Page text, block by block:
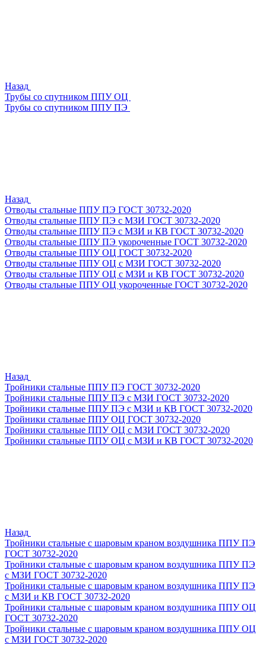
Назад
Трубы со спутником ППУ ОЦ
Трубы со спутником ППУ ПЭ
Назад
Отводы стальные ППУ ПЭ ГОСТ 30732-2020
Отводы стальные ППУ ПЭ с МЗИ ГОСТ 30732-2020
Отводы стальные ППУ ПЭ с МЗИ и КВ ГОСТ 30732-2020
Отводы стальные ППУ ПЭ укороченные ГОСТ 30732-2020
Отводы стальные ППУ ОЦ ГОСТ 30732-2020
Отводы стальные ППУ ОЦ с МЗИ ГОСТ 30732-2020
Отводы стальные ППУ ОЦ с МЗИ и КВ ГОСТ 30732-2020
Отводы стальные ППУ ОЦ укороченные ГОСТ 30732-2020
Назад
Тройники стальные ППУ ПЭ ГОСТ 30732-2020
Тройники стальные ППУ ПЭ с МЗИ ГОСТ 30732-2020
Тройники стальные ППУ ПЭ с МЗИ и КВ ГОСТ 30732-2020
Тройники стальные ППУ ОЦ ГОСТ 30732-2020
Тройники стальные ППУ ОЦ с МЗИ ГОСТ 30732-2020
Тройники стальные ППУ ОЦ с МЗИ и КВ ГОСТ 30732-2020
Назад
Тройники стальные с шаровым краном воздушника ППУ ПЭ
ГОСТ 30732-2020
Тройники стальные с шаровым краном воздушника ППУ ПЭ
с МЗИ ГОСТ 30732-2020
Тройники стальные с шаровым краном воздушника ППУ ПЭ
с МЗИ и КВ ГОСТ 30732-2020
Тройники стальные с шаровым краном воздушника ППУ ОЦ
ГОСТ 30732-2020
Тройники стальные с шаровым краном воздушника ППУ ОЦ
с МЗИ ГОСТ 30732-2020